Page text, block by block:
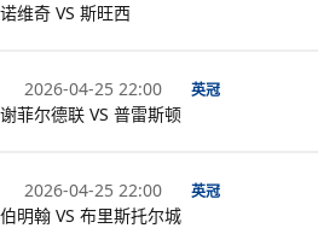
诺维奇 VS 斯旺西
2026-04-25 22:00 英冠
谢菲尔德联 VS 普雷斯顿
2026-04-25 22:00 英冠
伯明翰 VS 布里斯托尔城